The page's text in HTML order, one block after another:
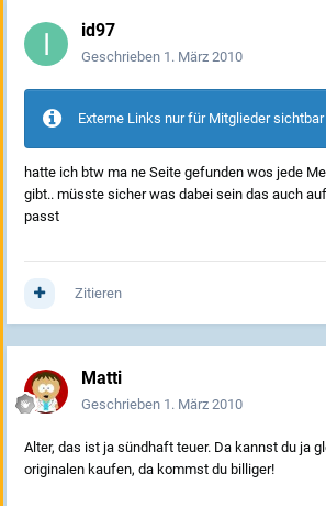
id97
Geschrieben 1. März 2010
Externe Links nur für Mitglieder sichtbar
hatte ich btw ma ne Seite gefunden wos jede
gibt.. müsste sicher was dabei sein das auch
passt
Zitieren
Matti
Geschrieben 1. März 2010
Alter, das ist ja sündhaft teuer. Da kannst du ja
originalen kaufen, da kommst du billiger!